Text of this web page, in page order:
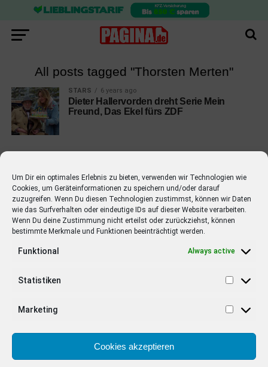
Um Dir ein optimales Erlebnis zu bieten, verwenden wir Technologien wie
Cookies, um Geräteinformationen zu speichern und/oder darauf
zuzugreifen. Wenn Du diesen Technologien zustimmst, können wir Daten
wie das Surfverhalten oder eindeutige IDs auf dieser Website verarbeiten.
Wenn Du deine Zustimmung nicht erteilst oder zurückziehst, können
bestimmte Merkmale und Funktionen beeinträchtigt werden.
Funktional Always active
Statistiken
Marketing
Cookies akzeptieren
All posts tagged "Thorsten Merten"
STARS 6 years ago
Dieter Hallervorden dreht Serie Mein
Freund, Das Ekel fürs ZDF
EMPFOHLEN
STARS 4 years ago
Barbara Schöneberger Moderatorin
von “Verstehen Sie Spaß?”